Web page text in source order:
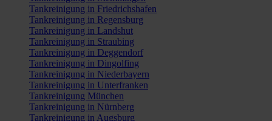
Tankreinigung in Friedrichshafen
Tankreinigung in Regensburg
Tankreinigung in Landshut
Tankreinigung in Straubing
Tankreinigung in Deggendorf
Tankreinigung in Dingolfing
Tankreinigung in Niederbayern
Tankreinigung in Unterfranken
Tankreinigung München
Tankreinigung in Nürnberg
Tankreinigung in Augsburg